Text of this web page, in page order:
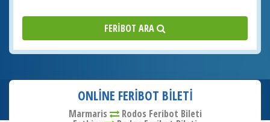
FERIBOT ARA
ONLINE FERIBOT BILETI
Marmaris Rodos Feribot Bileti